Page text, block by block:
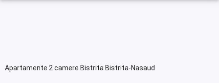
Apartamente 2 camere Bistrita Bistrita-Nasaud